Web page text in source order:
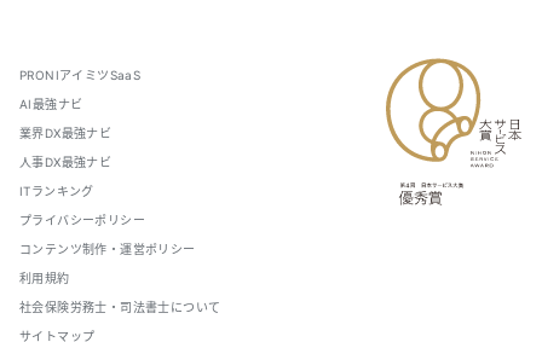
PRONIアイミツSaaS
AI最強ナビ
業界DX最強ナビ
人事DX最強ナビ
ITランキング
プライバシーポリシー
コンテンツ制作・運営ポリシー
利用規約
社会保険労務士・司法書士について
サイトマップ